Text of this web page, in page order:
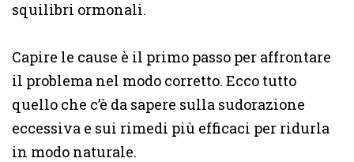
squilibri ormonali.
Capire le cause è il primo passo per affrontare
il problema nel modo corretto. Ecco tutto
quello che c’è da sapere sulla sudorazione
eccessiva e sui rimedi più efficaci per ridurla
in modo naturale.